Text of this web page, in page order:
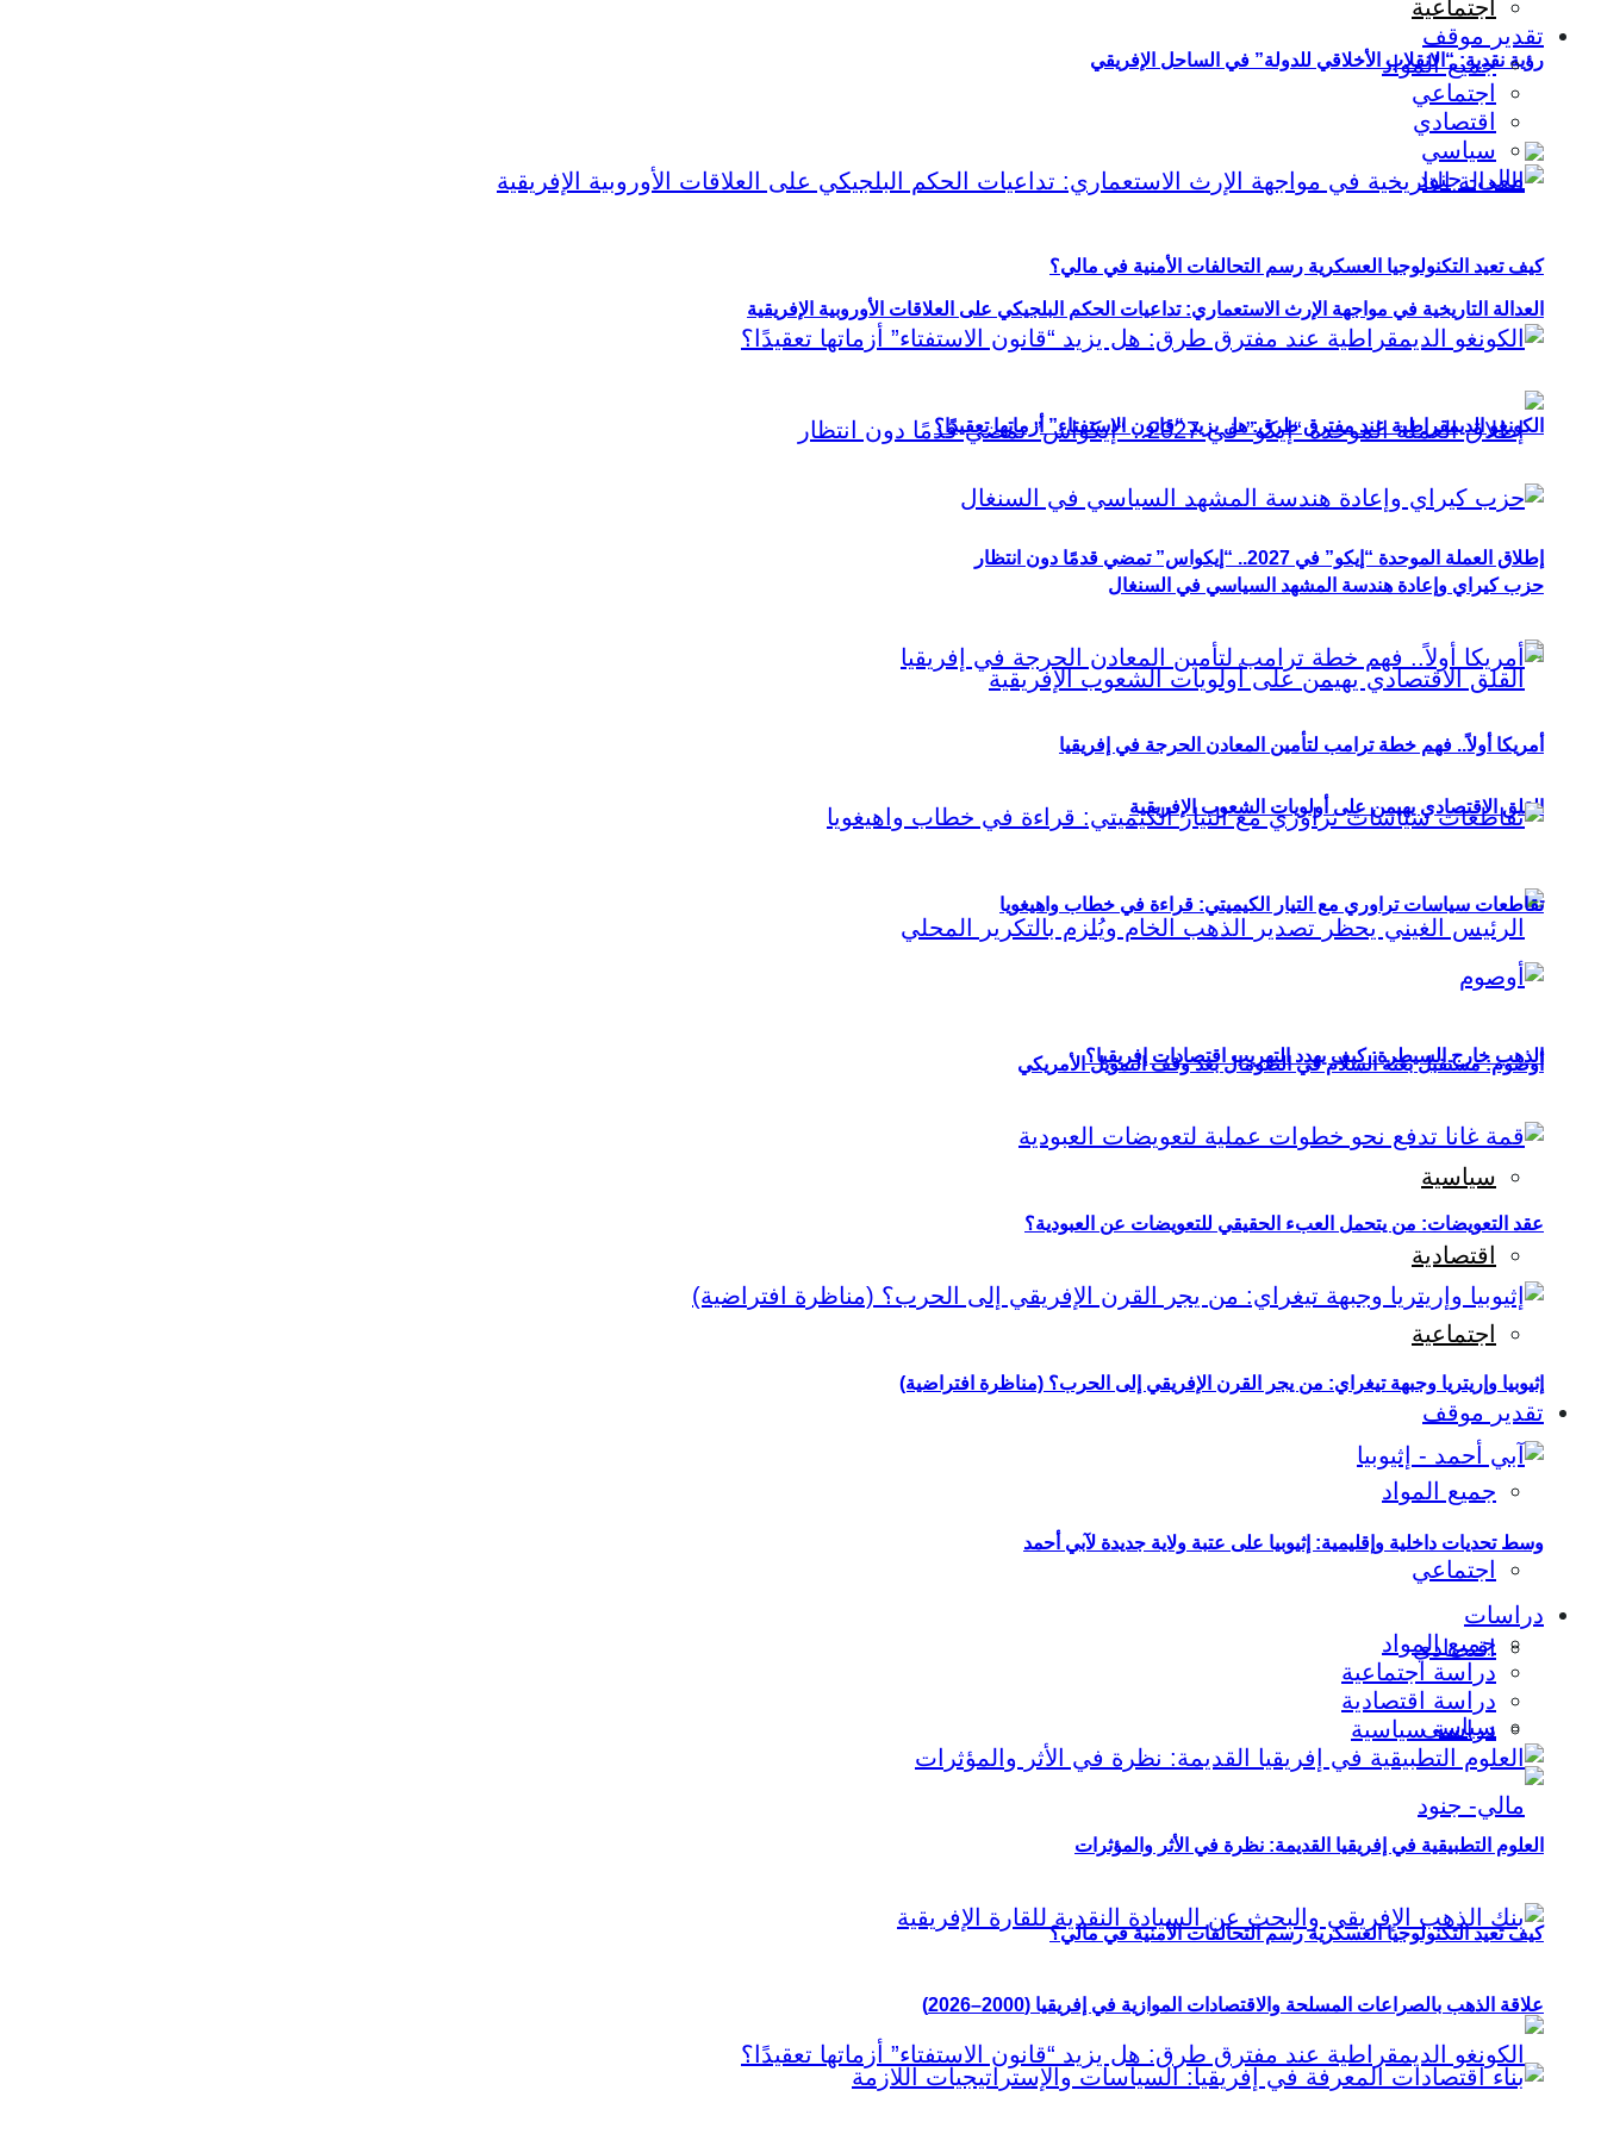
رؤية نقدية: “الانقلاب الأخلاقي للدولة” في الساحل الإفريقي
العدالة التاريخية في مواجهة الإرث الاستعماري: تداعيات الحكم البلجيكي على العلاقات الأوروبية الإفريقية
إطلاق العملة الموحدة “إيكو” في 2027.. “إيكواس” تمضي قدمًا دون انتظار
القلق الاقتصادي يهيمن على أولويات الشعوب الإفريقية
الذهب خارج السيطرة: كيف يهدد التهريب اقتصادات إفريقيا؟
سياسية
اقتصادية
اجتماعية
تقدير موقف
جميع المواد
اجتماعي
اقتصادي
سياسي
كيف تعيد التكنولوجيا العسكرية رسم التحالفات الأمنية في مالي؟
اجتماعية
تقدير موقف
جميع المواد
اجتماعي
اقتصادي
سياسي
كيف تعيد التكنولوجيا العسكرية رسم التحالفات الأمنية في مالي؟
الكونغو الديمقراطية عند مفترق طرق: هل يزيد “قانون الاستفتاء” أزماتها تعقيدًا؟
حزب كيراي وإعادة هندسة المشهد السياسي في السنغال
أمريكا أولاً.. فهم خطة ترامب لتأمين المعادن الحرجة في إفريقيا
تقاطعات سياسات تراوري مع التيار الكيميتي: قراءة في خطاب واهيغويا
أوصوم: مستقبل بعثة السلام في الصومال بعد وقف التمويل الأمريكي
عقد التعويضات: من يتحمل العبء الحقيقي للتعويضات عن العبودية؟
إثيوبيا وإريتريا وجبهة تيغراي: من يجر القرن الإفريقي إلى الحرب؟ (مناظرة افتراضية)
وسط تحديات داخلية وإقليمية: إثيوبيا على عتبة ولاية جديدة لآبي أحمد
دراسات
جميع المواد
دراسة اجتماعية
دراسة اقتصادية
دراسة سياسية
العلوم التطبيقية في إفريقيا القديمة: نظرة في الأثر والمؤثرات
علاقة الذهب بالصراعات المسلحة والاقتصادات الموازية في إفريقيا (2000–2026)